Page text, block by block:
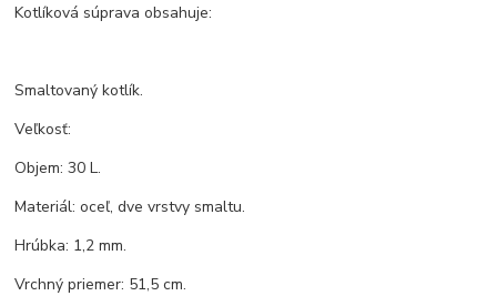
Kotlíková súprava obsahuje:
Smaltovaný kotlík.
Veľkosť:
Objem: 30 L.
Materiál: oceľ, dve vrstvy smaltu.
Hrúbka: 1,2 mm.
Vrchný priemer: 51,5 cm.